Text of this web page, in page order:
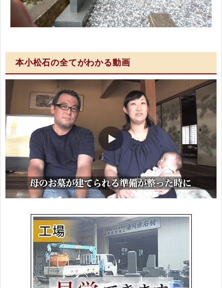
本小松石の全てがわかる動画